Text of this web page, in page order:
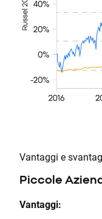
Vantaggi e
Piccole
Vantaggi: